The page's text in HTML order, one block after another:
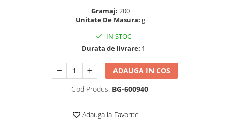
Condimente si mirodenii
Semipreparate
Snacks-uri, chips-uri
Deshidratate
Traditionale romanesti
Sistemul digestiv si afectiuni
Sistemul endocrin
Sistemul nervos
Sistemul respirator
Slabit
Gramaj: 200
Unitate De Masura: g
IN STOC
Durata de livrare: 1
ADAUGA IN COS
Cod Produs: BG-600940
Adauga la Favorite